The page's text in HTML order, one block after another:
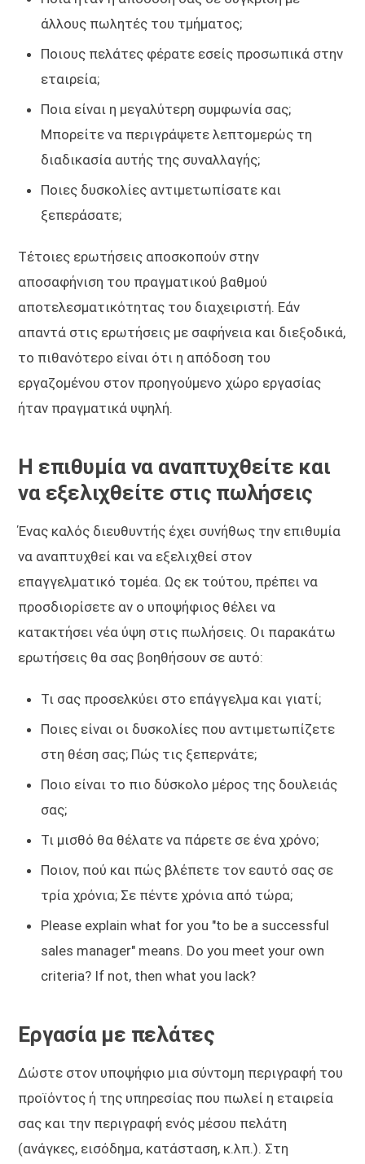
άλλους πωλητές του τμήματος;
Ποιους πελάτες φέρατε εσείς προσωπικά στην
εταιρεία;
Ποια είναι η μεγαλύτερη συμφωνία σας;
Μπορείτε να περιγράψετε λεπτομερώς τη
διαδικασία αυτής της συναλλαγής;
Ποιες δυσκολίες αντιμετωπίσατε και
ξεπεράσατε;
Τέτοιες ερωτήσεις αποσκοπούν στην
αποσαφήνιση του πραγματικού βαθμού
αποτελεσματικότητας του διαχειριστή. Εάν
απαντά στις ερωτήσεις με σαφήνεια και διεξοδικά,
το πιθανότερο είναι ότι η απόδοση του
εργαζομένου στον προηγούμενο χώρο εργασίας
ήταν πραγματικά υψηλή.
Η επιθυμία να αναπτυχθείτε και
να εξελιχθείτε στις πωλήσεις
Ένας καλός διευθυντής έχει συνήθως την επιθυμία
να αναπτυχθεί και να εξελιχθεί στον
επαγγελματικό τομέα. Ως εκ τούτου, πρέπει να
προσδιορίσετε αν ο υποψήφιος θέλει να
κατακτήσει νέα ύψη στις πωλήσεις. Οι παρακάτω
ερωτήσεις θα σας βοηθήσουν σε αυτό:
Τι σας προσελκύει στο επάγγελμα και γιατί;
Ποιες είναι οι δυσκολίες που αντιμετωπίζετε
στη θέση σας; Πώς τις ξεπερνάτε;
Ποιο είναι το πιο δύσκολο μέρος της δουλειάς
σας;
Τι μισθό θα θέλατε να πάρετε σε ένα χρόνο;
Ποιον, πού και πώς βλέπετε τον εαυτό σας σε
τρία χρόνια; Σε πέντε χρόνια από τώρα;
Please explain what for you "to be a successful
sales manager" means. Do you meet your own
criteria? If not, then what you lack?
Εργασία με πελάτες
Δώστε στον υποψήφιο μια σύντομη περιγραφή του
προϊόντος ή της υπηρεσίας που πωλεί η εταιρεία
σας και την περιγραφή ενός μέσου πελάτη
(ανάγκες, εισόδημα, κατάσταση, κ.λπ.). Στη